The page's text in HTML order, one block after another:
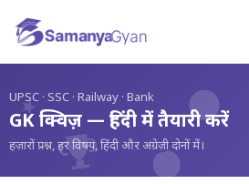
?
UPSC · SSC · Railway · Bank
GK क्विज़ — हिंदी में तैयारी करें
हज़ारों प्रश्न, हर विषय, हिंदी और अंग्रेज़ी दोनों में।